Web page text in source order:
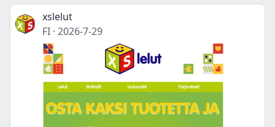
xslelut
FI · 2026-7-29